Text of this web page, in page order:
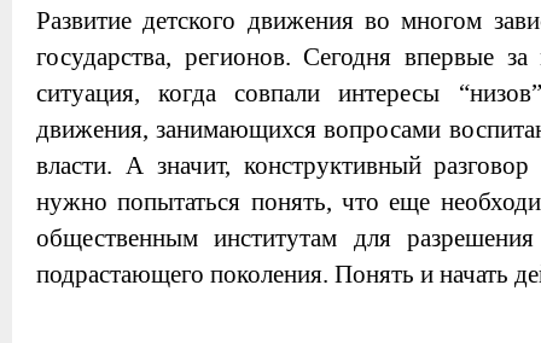
Развитие детского движения во многом
государства, регионов. Сегодня впервые
ситуация, когда совпали интересы
движения, занимающихся вопросами
власти. А значит, конструктивный
нужно попытаться понять, что еще
общественным институтам для
подрастающего поколения. Понять и начать